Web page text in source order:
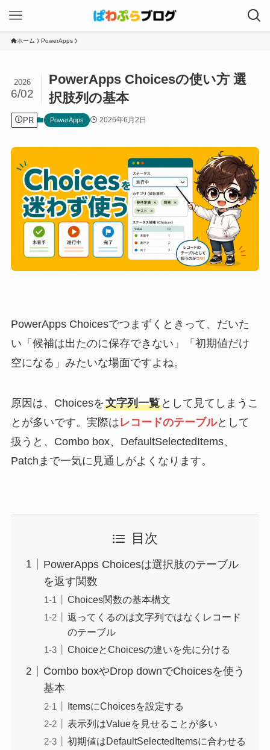
ホーム PowerApps
PowerApps Choicesの使い方 選
択肢列の基本
2026
6/02
PR PowerApps 2026年6月2日
PowerApps Choicesでつまずくときって、だいた
い「候補は出たのに保存できない」「初期値だけ
空になる」みたいな場面ですよね。
原因は、Choicesを文字列一覧として見てしまうこ
とが多いです。実際はレコードのテーブルとして
扱うと、Combo box、DefaultSelectedItems、
Patchまで一気に見通しがよくなります。
目次
PowerApps Choicesは選択肢のテーブル
を返す関数
Choices関数の基本構文
返ってくるのは文字列ではなくレコード
のテーブル
ChoiceとChoicesの違いを先に分ける
Combo boxやDrop downでChoicesを使う
基本
ItemsにChoicesを設定する
表示列はValueを見せることが多い
初期値はDefaultSelectedItemsに合わせる